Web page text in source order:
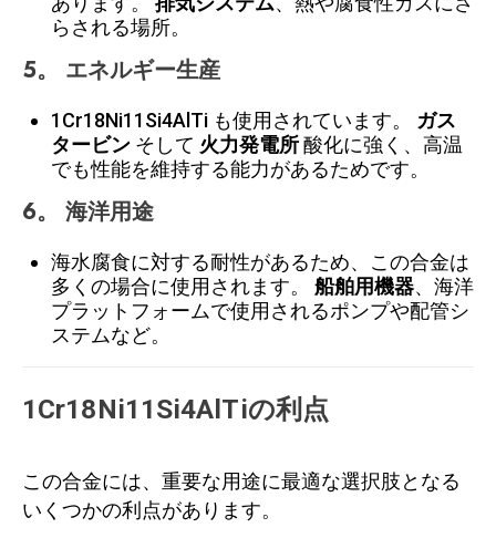
らされる場所。
5。 エネルギー生産
1Cr18Ni11Si4AlTi も使用されています。 ガス
タービン そして 火力発電所酸化に強く、高温
でも性能を維持する能力があるためです。
6。 海洋用途
海水腐食に対する耐性があるため、この合金は
多くの場合に使用されます。 船舶用機器、海洋
プラットフォームで使用されるポンプや配管シ
ステムなど。
1Cr18Ni11Si4AlTiの利点
この合金には、重要な用途に最適な選択肢となる
いくつかの利点があります。